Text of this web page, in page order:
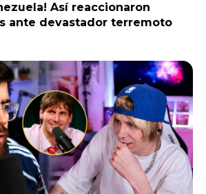
Así reaccionaron
ante devastador terremoto